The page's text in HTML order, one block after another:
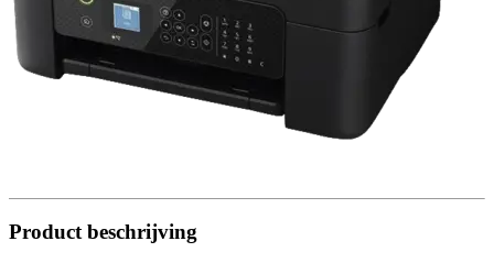
Product beschrijving